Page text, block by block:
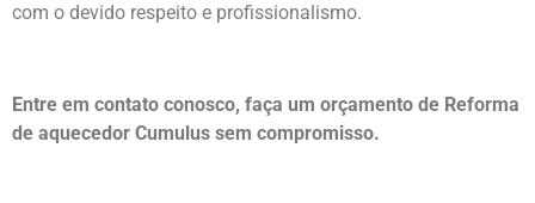
com o devido respeito e profissionalismo.
Entre em contato conosco, faça um orçamento de Reforma
de aquecedor Cumulus sem compromisso.